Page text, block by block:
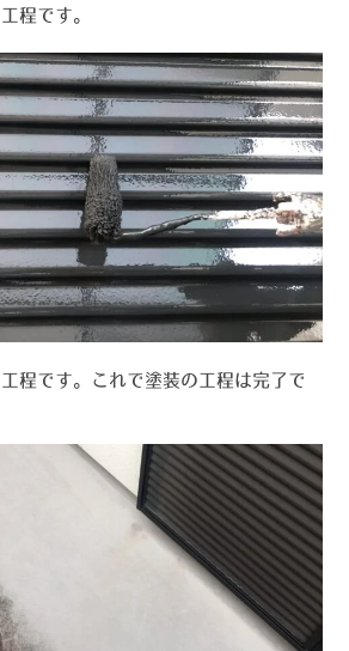
程です。
程です。これで塗装の工程は完了で